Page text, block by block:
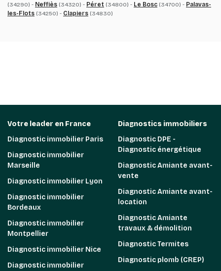
(34290) - Neffiès (34320) - Péret (34800) - Le Bosc (34700) - Palavas-
les-Flots (34250) - Clapiers (34830)
Votre leader en France
Diagnostic immobilier Paris
Diagnostic immobilier
Marseille
Diagnostic immobilier Lyon
Diagnostic immobilier
Bordeaux
Diagnostic immobilier
Montpellier
Diagnostic immobilier Nice
Diagnostic immobilier
Diagnostics immobiliers
Diagnostic DPE -
Diagnostic énergétique
Diagnostic Amiante avant-
vente
Diagnostic Amiante avant-
location
Diagnostic Amiante
travaux & démolition
Diagnostic Termites
Diagnostic plomb (CREP)